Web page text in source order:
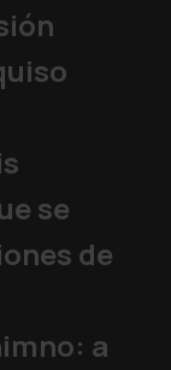
se
de
a